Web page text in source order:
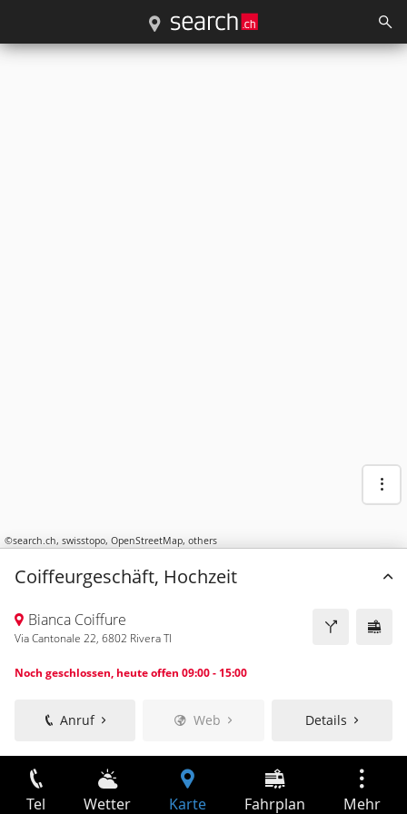
©search.ch, swisstopo, OpenStreetMap, others
Coiffeurgeschäft, Hochzeit
Bianca Coiffure
Via Cantonale 22, 6802 Rivera TI
Noch geschlossen, heute offen 09:00 - 15:00
Anruf Web Details
Tel Wetter Karte Fahrplan Mehr